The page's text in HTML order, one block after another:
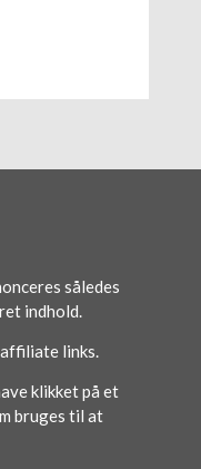
således
indhold.
links.
klikket på et
bruges til at